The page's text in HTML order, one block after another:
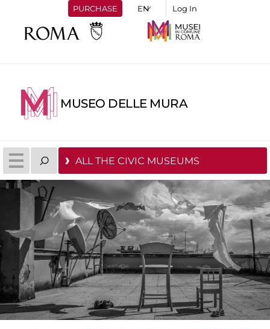
PURCHASE Log In
MUSEO DELLE MURA
ALL THE CIVIC MUSEUMS